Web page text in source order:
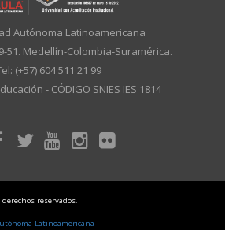
Autónoma Latinoamericana
51. Medellín-Colombia-Suramérica.
(+57) 604 511 21 99
- CÓDIGO SNIES IES 1814
reservados.
Latinoamericana